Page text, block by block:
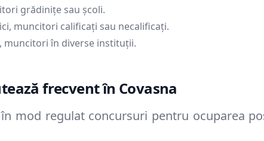
grădinițe sau școli.
muncitori calificați sau necalificați.
muncitori în diverse instituții.
frecvent în Covasna
mod regulat concursuri pentru ocuparea